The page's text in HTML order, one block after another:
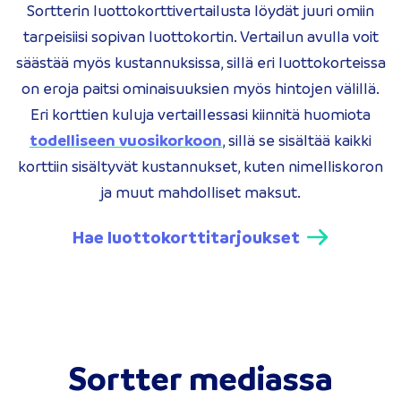
Sortterin luottokorttivertailusta löydät juuri omiin
tarpeisiisi sopivan luottokortin. Vertailun avulla voit
säästää myös kustannuksissa, sillä eri luottokorteissa
on eroja paitsi ominaisuuksien myös hintojen välillä.
Eri korttien kuluja vertaillessasi kiinnitä huomiota
todelliseen vuosikorkoon, sillä se sisältää kaikki
korttiin sisältyvät kustannukset, kuten nimelliskoron
ja muut mahdolliset maksut.
Hae luottokorttitarjoukset
Sortter mediassa